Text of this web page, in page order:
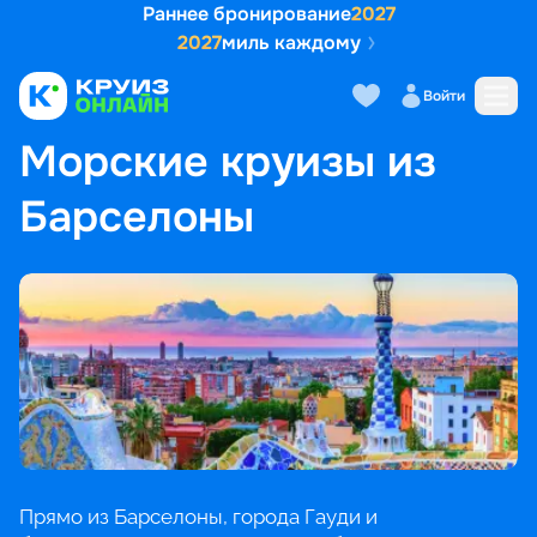
Раннее бронирование2027
2027миль каждому
Войти
ГЛАВНАЯ • ПОПУЛЯРНЫЕ НАПРАВЛЕНИЯ
МОРСКИЕ КРУИЗЫ ИЗ БАРСЕЛОНЫ
Морские круизы из
Барселоны
Прямо из Барселоны, города Гауди и